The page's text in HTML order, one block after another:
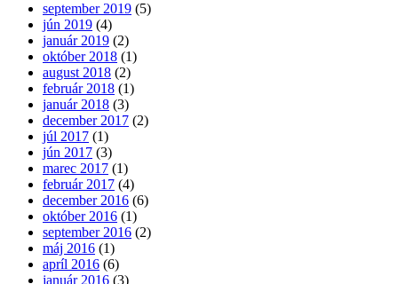
september 2019 (5)
jún 2019 (4)
január 2019 (2)
október 2018 (1)
august 2018 (2)
február 2018 (1)
január 2018 (3)
december 2017 (2)
júl 2017 (1)
jún 2017 (3)
marec 2017 (1)
február 2017 (4)
december 2016 (6)
október 2016 (1)
september 2016 (2)
máj 2016 (1)
apríl 2016 (6)
január 2016 (3)